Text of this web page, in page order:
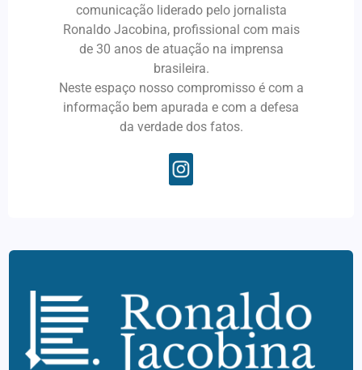
comunicação liderado pelo jornalista
Ronaldo Jacobina, profissional com mais
de 30 anos de atuação na imprensa
brasileira.
Neste espaço nosso compromisso é com a
informação bem apurada e com a defesa
da verdade dos fatos.